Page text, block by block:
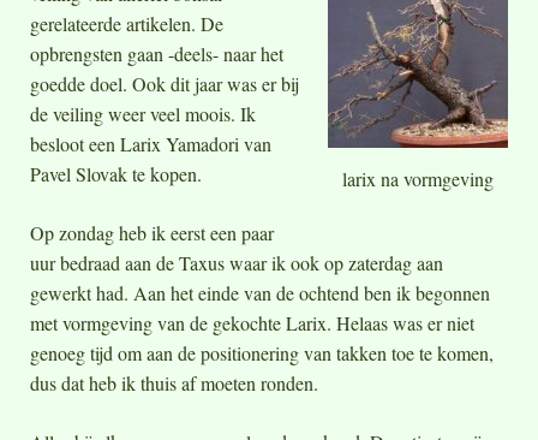
larix na vormgeving
gerelateerde artikelen. De
opbrengsten gaan -deels- naar het
goedde doel. Ook dit jaar was er bij
de veiling weer veel moois. Ik
besloot een Larix Yamadori van
Pavel Slovak te kopen.
Op zondag heb ik eerst een paar
uur bedraad aan de Taxus waar ik ook op zaterdag aan
gewerkt had. Aan het einde van de ochtend ben ik begonnen
met vormgeving van de gekochte Larix. Helaas was er niet
genoeg tijd om aan de positionering van takken toe te komen,
dus dat heb ik thuis af moeten ronden.